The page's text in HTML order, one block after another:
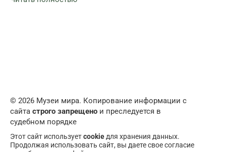
© 2026 Музеи мира. Копирование информации с
сайта строго запрещено и преследуется в
судебном порядке
Этот сайт используетcookie для хранения данных.
Продолжая использовать сайт, вы даете свое согласие